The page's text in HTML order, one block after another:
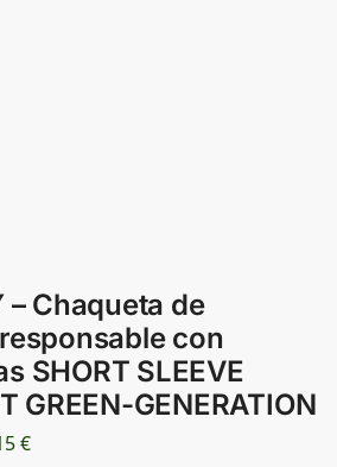
– Chaqueta de
con
SHORT SLEEVE
GREEN-GENERATION
€